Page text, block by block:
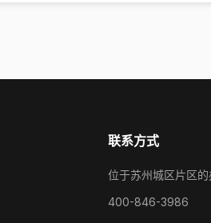
联系方式
位于苏州城区片区
400-846-3986